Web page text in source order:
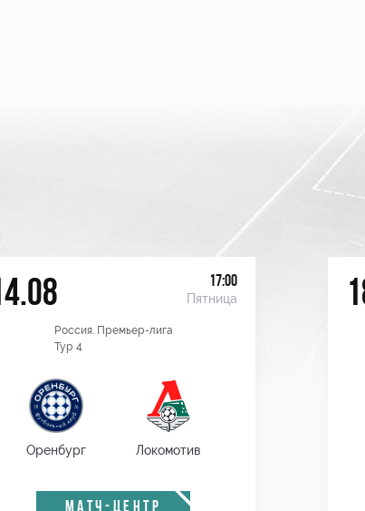
17:00
Пятница
Россия. Премьер-лига
Тур 4
Оренбург Локомотив
МАТЧ-ЦЕНТР